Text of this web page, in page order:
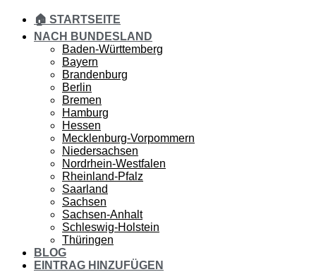
🏠 STARTSEITE
NACH BUNDESLAND
Baden-Württemberg
Bayern
Brandenburg
Berlin
Bremen
Hamburg
Hessen
Mecklenburg-Vorpommern
Niedersachsen
Nordrhein-Westfalen
Rheinland-Pfalz
Saarland
Sachsen
Sachsen-Anhalt
Schleswig-Holstein
Thüringen
BLOG
EINTRAG HINZUFÜGEN